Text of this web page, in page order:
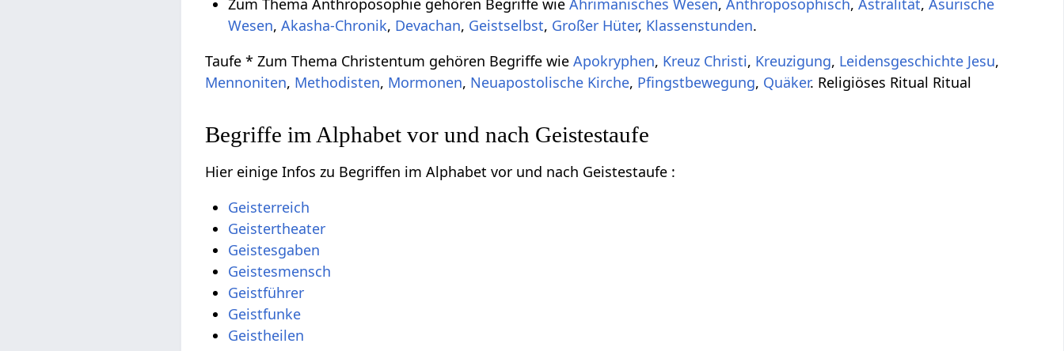
Zum Thema Anthroposophie gehören Begriffe wieAhrimanisches Wesen,Anthroposophisch,Astralität,Asurische
Wesen,Akasha-Chronik, Devachan, Geistselbst, Großer Hüter, Klassenstunden.
Taufe * Zum Thema Christentum gehören Begriffe wieApokryphen, Kreuz Christi, Kreuzigung, Leidensgeschichte Jesu,
Mennoniten, Methodisten, Mormonen, Neuapostolische Kirche, Pfingstbewegung, Quäker. Religiöses Ritual Ritual
Begriffe im Alphabet vor und nach Geistestaufe
Hier einige Infos zu Begriffen im Alphabet vor und nach Geistestaufe :
Geisterreich
Geistertheater
Geistesgaben
Geistesmensch
Geistführer
Geistfunke
Geistheilen